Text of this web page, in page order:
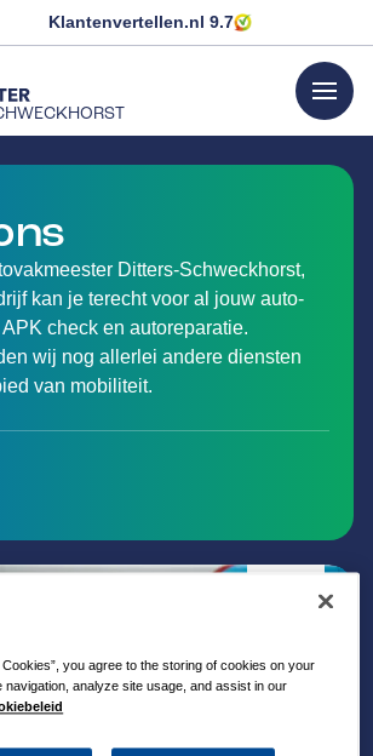
Klantenvertellen.nl 9.7
menu
Ditters-Schweckhorst,
kan je terecht voor al jouw auto-
check en autoreparatie.
wij nog allerlei andere diensten
van mobiliteit.
Cookies”, you agree to the storing of cookies on your
navigation, analyze site usage, and assist in our